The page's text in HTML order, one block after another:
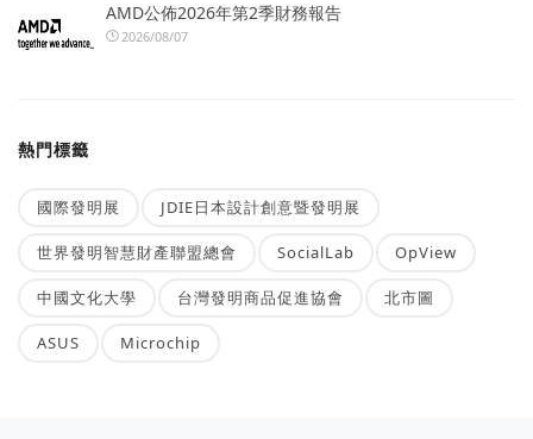
AMD公佈2026年第2季財務報告
2026/08/07
熱門標籤
國際發明展 JDIE日本設計創意暨發明展
世界發明智慧財產聯盟總會 SocialLab OpView
中國文化大學 台灣發明商品促進協會 北市圖
ASUS Microchip